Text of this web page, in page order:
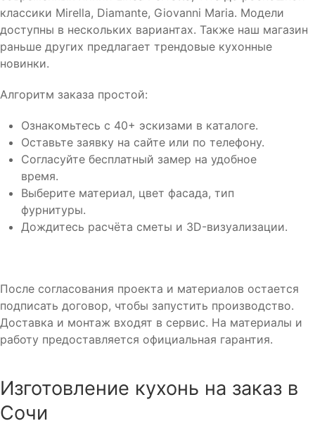
классики Mirella, Diamante, Giovanni Maria. Модели
доступны в нескольких вариантах. Также наш магазин
раньше других предлагает трендовые кухонные
новинки.
Алгоритм заказа простой:
Ознакомьтесь с 40+ эскизами в каталоге.
Оставьте заявку на сайте или по телефону.
Согласуйте бесплатный замер на удобное
время.
Выберите материал, цвет фасада, тип
фурнитуры.
Дождитесь расчёта сметы и 3D-визуализации.
После согласования проекта и материалов остается
подписать договор, чтобы запустить производство.
Доставка и монтаж входят в сервис. На материалы и
работу предоставляется официальная гарантия.
Изготовление кухонь на заказ в
Сочи